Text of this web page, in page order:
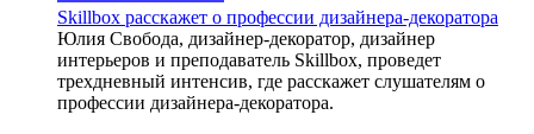
Skillbox расскажет о профессии дизайнера-декоратора
Юлия Свобода, дизайнер-декоратор, дизайнер
интерьеров и преподаватель Skillbox, проведет
трехдневный интенсив, где расскажет слушателям о
профессии дизайнера-декоратора.